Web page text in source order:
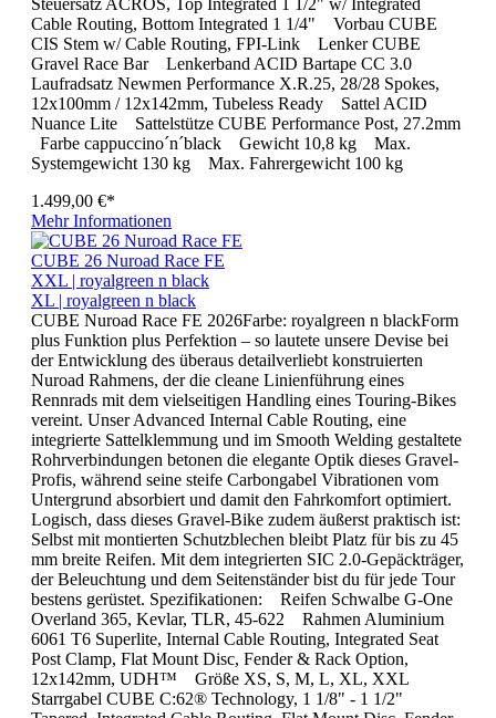
Cable Routing, Bottom Integrated 1 1/4" Vorbau CUBE
CIS Stem w/ Cable Routing, FPI-Link Lenker CUBE
Gravel Race Bar Lenkerband ACID Bartape CC 3.0
Laufradsatz Newmen Performance X.R.25, 28/28 Spokes,
12x100mm / 12x142mm, Tubeless Ready Sattel ACID
Nuance Lite Sattelstütze CUBE Performance Post, 27.2mm
Farbe cappuccino´n´black Gewicht 10,8 kg Max.
Systemgewicht 130 kg Max. Fahrergewicht 100 kg
1.499,00 €*
Mehr Informationen
CUBE 26 Nuroad Race FE
XXL | royalgreen n black
XL | royalgreen n black
CUBE Nuroad Race FE 2026Farbe: royalgreen n blackForm
plus Funktion plus Perfektion – so lautete unsere Devise bei
der Entwicklung des überaus detailverliebt konstruierten
Nuroad Rahmens, der die cleane Linienführung eines
Rennrads mit dem vielseitigen Handling eines Touring-Bikes
vereint. Unser Advanced Internal Cable Routing, eine
integrierte Sattelklemmung und im Smooth Welding gestaltete
Rohrverbindungen betonen die elegante Optik dieses Gravel-
Profis, während seine steife Carbongabel Vibrationen vom
Untergrund absorbiert und damit den Fahrkomfort optimiert.
Logisch, dass dieses Gravel-Bike zudem äußerst praktisch ist:
Selbst mit montierten Schutzblechen bleibt Platz für bis zu 45
mm breite Reifen. Mit dem integrierten SIC 2.0-Gepäckträger,
der Beleuchtung und dem Seitenständer bist du für jede Tour
bestens gerüstet. Spezifikationen: Reifen Schwalbe G-One
Overland 365, Kevlar, TLR, 45-622 Rahmen Aluminium
6061 T6 Superlite, Internal Cable Routing, Integrated Seat
Post Clamp, Flat Mount Disc, Fender & Rack Option,
12x142mm, UDH™ Größe XS, S, M, L, XL, XXL
Starrgabel CUBE C:62® Technology, 1 1/8" - 1 1/2"